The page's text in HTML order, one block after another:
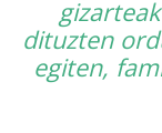
dituzten
egiten,